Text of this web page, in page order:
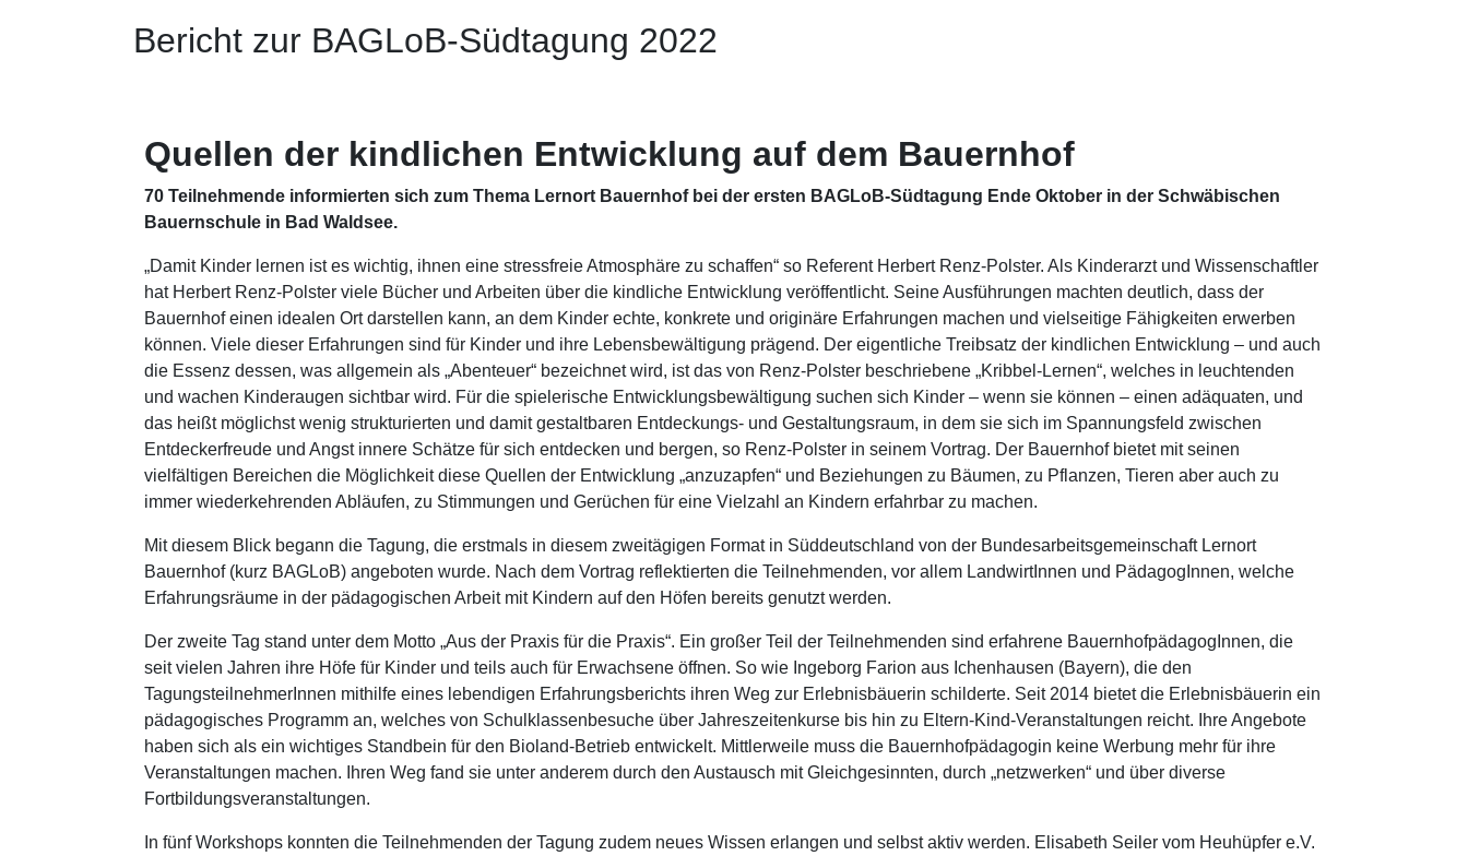
Bericht zur BAGLoB-Südtagung 2022
Quellen der kindlichen Entwicklung auf dem Bauernhof
70 Teilnehmende informierten sich zum Thema Lernort Bauernhof bei der ersten BAGLoB-Südtagung Ende Oktober in der Schwäbischen
Bauernschule in Bad Waldsee.
„Damit Kinder lernen ist es wichtig, ihnen eine stressfreie Atmosphäre zu schaffen“ so Referent Herbert Renz-Polster. Als Kinderarzt und Wissenschaftler
hat Herbert Renz-Polster viele Bücher und Arbeiten über die kindliche Entwicklung veröffentlicht. Seine Ausführungen machten deutlich, dass der
Bauernhof einen idealen Ort darstellen kann, an dem Kinder echte, konkrete und originäre Erfahrungen machen und vielseitige Fähigkeiten erwerben
können. Viele dieser Erfahrungen sind für Kinder und ihre Lebensbewältigung prägend. Der eigentliche Treibsatz der kindlichen Entwicklung – und auch
die Essenz dessen, was allgemein als „Abenteuer“ bezeichnet wird, ist das von Renz-Polster beschriebene „Kribbel-Lernen“, welches in leuchtenden
und wachen Kinderaugen sichtbar wird. Für die spielerische Entwicklungsbewältigung suchen sich Kinder – wenn sie können – einen adäquaten, und
das heißt möglichst wenig strukturierten und damit gestaltbaren Entdeckungs- und Gestaltungsraum, in dem sie sich im Spannungsfeld zwischen
Entdeckerfreude und Angst innere Schätze für sich entdecken und bergen, so Renz-Polster in seinem Vortrag. Der Bauernhof bietet mit seinen
vielfältigen Bereichen die Möglichkeit diese Quellen der Entwicklung „anzuzapfen“ und Beziehungen zu Bäumen, zu Pflanzen, Tieren aber auch zu
immer wiederkehrenden Abläufen, zu Stimmungen und Gerüchen für eine Vielzahl an Kindern erfahrbar zu machen.
Mit diesem Blick begann die Tagung, die erstmals in diesem zweitägigen Format in Süddeutschland von der Bundesarbeitsgemeinschaft Lernort
Bauernhof (kurz BAGLoB) angeboten wurde. Nach dem Vortrag reflektierten die Teilnehmenden, vor allem LandwirtInnen und PädagogInnen, welche
Erfahrungsräume in der pädagogischen Arbeit mit Kindern auf den Höfen bereits genutzt werden.
Der zweite Tag stand unter dem Motto „Aus der Praxis für die Praxis“. Ein großer Teil der Teilnehmenden sind erfahrene BauernhofpädagogInnen, die
seit vielen Jahren ihre Höfe für Kinder und teils auch für Erwachsene öffnen. So wie Ingeborg Farion aus Ichenhausen (Bayern), die den
TagungsteilnehmerInnen mithilfe eines lebendigen Erfahrungsberichts ihren Weg zur Erlebnisbäuerin schilderte. Seit 2014 bietet die Erlebnisbäuerin ein
pädagogisches Programm an, welches von Schulklassenbesuche über Jahreszeitenkurse bis hin zu Eltern-Kind-Veranstaltungen reicht. Ihre Angebote
haben sich als ein wichtiges Standbein für den Bioland-Betrieb entwickelt. Mittlerweile muss die Bauernhofpädagogin keine Werbung mehr für ihre
Veranstaltungen machen. Ihren Weg fand sie unter anderem durch den Austausch mit Gleichgesinnten, durch „netzwerken“ und über diverse
Fortbildungsveranstaltungen.
In fünf Workshops konnten die Teilnehmenden der Tagung zudem neues Wissen erlangen und selbst aktiv werden. Elisabeth Seiler vom Heuhüpfer e.V.